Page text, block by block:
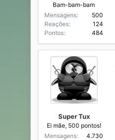
Bam-bam-bam
Mensagens
500
Reações
124
Pontos
484
Super Tux
Ei mãe, 500 pontos!
Mensagens
4.730